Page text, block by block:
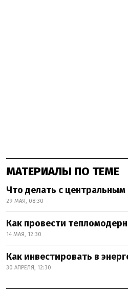
МАТЕРИАЛЫ ПО ТЕМЕ
Что делать с
29 МАЯ, 08:30
Как провести
14 МАЯ, 12:30
Как инвестировать в
30 АПРЕЛЯ, 12:30